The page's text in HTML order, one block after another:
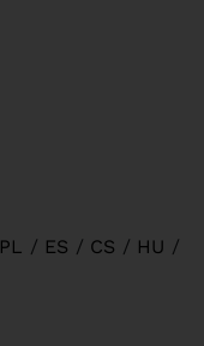
PL / ES / CS / HU /